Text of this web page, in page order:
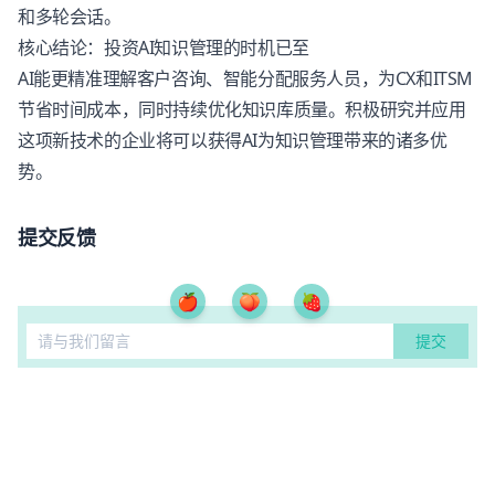
和多轮会话。
核心结论：投资AI知识管理的时机已至
AI能更精准理解客户咨询、智能分配服务人员，为CX和ITSM
节省时间成本，同时持续优化知识库质量。积极研究并应用
这项新技术的企业将可以获得AI为知识管理带来的诸多优
势。
提交反馈
🍎 🍑 🍓